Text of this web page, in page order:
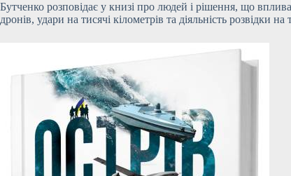
Бутченко розповідає у книзі про людей і рішення, що
дронів, удари на тисячі кілометрів та діяльність розвідки